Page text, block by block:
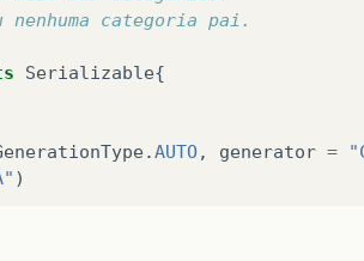
nenhuma categoria pai.
Serializable{
.AUTO, generator =
)